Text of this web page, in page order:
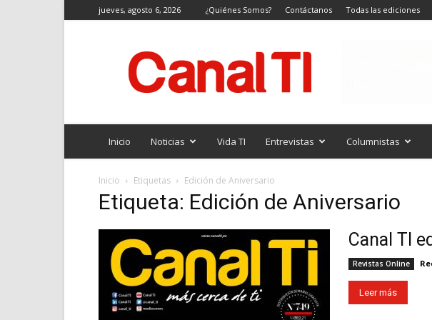
jueves, agosto 6, 2026 ¿Quiénes Somos? Contáctanos Todas las ediciones
TI
Inicio Noticias Vida TI Entrevistas Columnistas
Inicio Etiquetas Edición de Aniversario
Etiqueta: Edición de Aniversario
Canal TI
Revistas Online
Leer más